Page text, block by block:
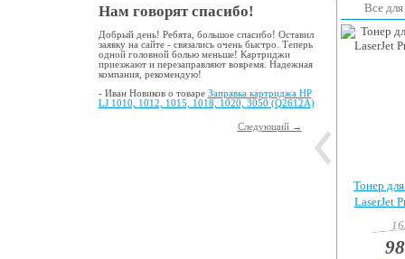
Нам говорят спасибо!
Добрый день! Ребята, большое спасибо! Оставил
заявку на сайте - связались очень быстро. Теперь
одной головной болью меньше! Картриджи
приезжают и перезаправляют вовремя. Надежная
компания, рекомендую!
- Иван Новиков о товаре Заправка картриджа HP
LJ 1010, 1012, 1015, 1018, 1020, 3050 (Q2612A)
Следующий →
Все
Тонер
LaserJet